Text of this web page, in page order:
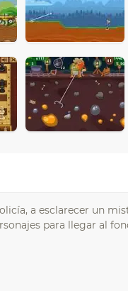
a esclarecer un
para llegar al